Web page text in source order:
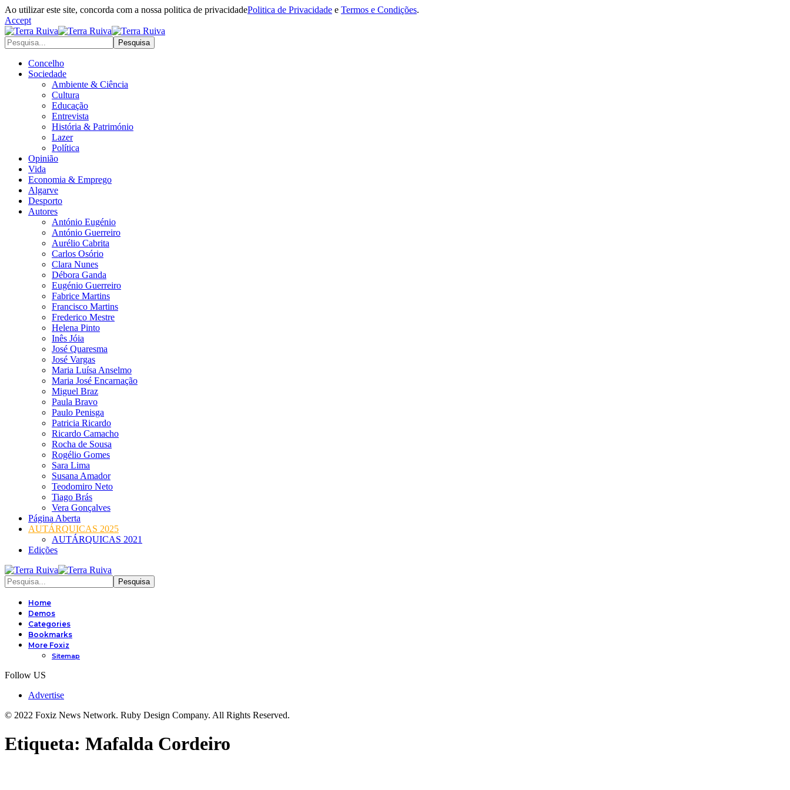
Ao utilizar este site, concorda com a nossa politica de privacidadePolitica de Privacidade e Termos e Condições.
Accept
Concelho
Sociedade
Ambiente & Ciência
Cultura
Educação
Entrevista
História & Património
Lazer
Política
Opinião
Vida
Economia & Emprego
Algarve
Desporto
Autores
António Eugénio
António Guerreiro
Aurélio Cabrita
Carlos Osório
Clara Nunes
Débora Ganda
Eugénio Guerreiro
Fabrice Martins
Francisco Martins
Frederico Mestre
Helena Pinto
Inês Jóia
José Quaresma
José Vargas
Maria Luísa Anselmo
Maria José Encarnação
Miguel Braz
Paula Bravo
Paulo Penisga
Patricia Ricardo
Ricardo Camacho
Rocha de Sousa
Rogélio Gomes
Sara Lima
Susana Amador
Teodomiro Neto
Tiago Brás
Vera Gonçalves
Página Aberta
AUTÁRQUICAS 2025
AUTÁRQUICAS 2021
Edições
Home
Demos
Categories
Bookmarks
More Foxiz
Sitemap
Follow US
Advertise
© 2022 Foxiz News Network. Ruby Design Company. All Rights Reserved.
Etiqueta: Mafalda Cordeiro